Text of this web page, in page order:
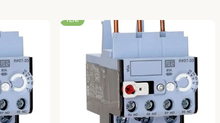
YENI